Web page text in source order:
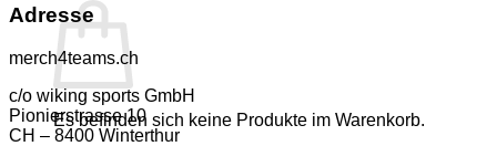
Es befinden sich keine Produkte im Warenkorb.
Adresse
merch4teams.ch
c/o wiking sports GmbH
Pionierstrasse 10
CH – 8400 Winterthur